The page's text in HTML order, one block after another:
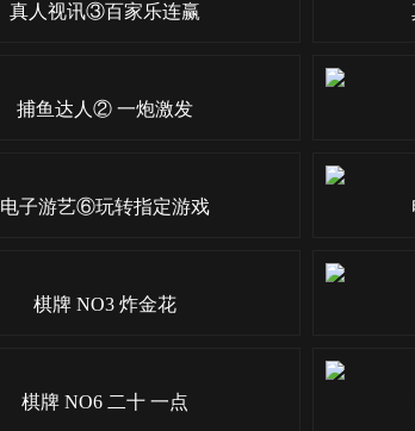
真人视讯③百家乐连赢
捕鱼达人② 一炮激发
电子游艺⑥玩转指定游戏
棋牌 NO3 炸金花
棋牌 NO6 二十 一点